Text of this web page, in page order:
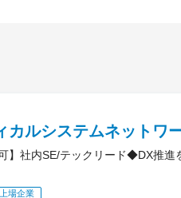
カルシステムネットワ
】社内SE/テックリード◆DX推
上場企業